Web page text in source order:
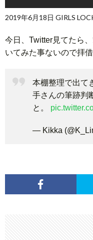
2019年6月18日 GIRLS
今日、Twitter見てたら
いてみた事ないので拝借
本棚整理で出て
手さんの筆跡判
と。
— Kikka